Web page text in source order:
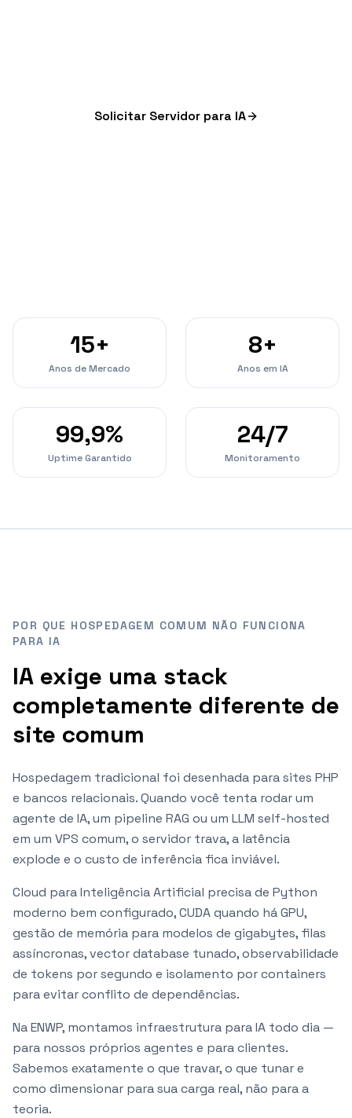
Solicitar Servidor para IA
15+
Anos de Mercado
8+
Anos em IA
99,9%
Uptime Garantido
24/7
Monitoramento
POR QUE HOSPEDAGEM COMUM NÃO FUNCIONA
PARA IA
IA exige uma stack
completamente diferente de
site comum
Hospedagem tradicional foi desenhada para sites PHP
e bancos relacionais. Quando você tenta rodar um
agente de IA, um pipeline RAG ou um LLM self-hosted
em um VPS comum, o servidor trava, a latência
explode e o custo de inferência fica inviável.
Cloud para Inteligência Artificial precisa de Python
moderno bem configurado, CUDA quando há GPU,
gestão de memória para modelos de gigabytes, filas
assíncronas, vector database tunado, observabilidade
de tokens por segundo e isolamento por containers
para evitar conflito de dependências.
Na ENWP, montamos infraestrutura para IA todo dia —
para nossos próprios agentes e para clientes.
Sabemos exatamente o que travar, o que tunar e
como dimensionar para sua carga real, não para a
teoria.